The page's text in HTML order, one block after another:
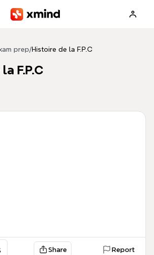
prep/Histoire de la F.P.C
F.P.C
Share Report